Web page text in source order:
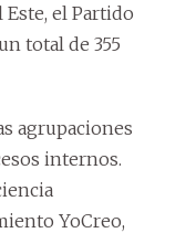
Este, el Partido
total de 355
agrupaciones
internos.
YoCreo,